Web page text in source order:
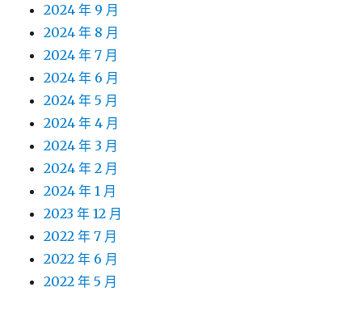
2024 年 9 月
2024 年 8 月
2024 年 7 月
2024 年 6 月
2024 年 5 月
2024 年 4 月
2024 年 3 月
2024 年 2 月
2024 年 1 月
2023 年 12 月
2022 年 7 月
2022 年 6 月
2022 年 5 月